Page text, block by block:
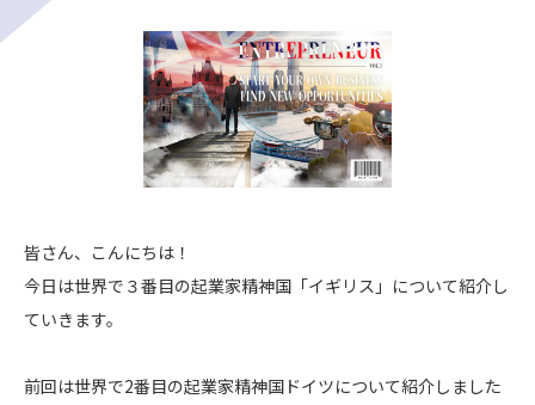
皆さん、こんにちは！
今日は世界で３番目の起業家精神国「イギリス」について紹介し
ていきます。
前回は世界で2番目の起業家精神国ドイツについて紹介しました